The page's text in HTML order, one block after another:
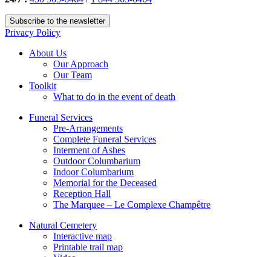
Subscribe to the newsletter
Privacy Policy
About Us
Our Approach
Our Team
Toolkit
What to do in the event of death
Funeral Services
Pre-Arrangements
Complete Funeral Services
Interment of Ashes
Outdoor Columbarium
Indoor Columbarium
Memorial for the Deceased
Reception Hall
The Marquee – Le Complexe Champêtre
Natural Cemetery
Interactive map
Printable trail map